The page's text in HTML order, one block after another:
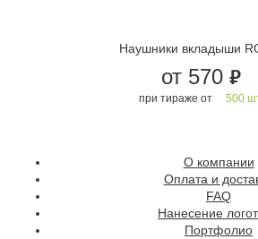
Наушники вкладыши
от 570 руб.
при тираже от 500
О компании
Оплата и
FAQ
Нанесение
Портфолио